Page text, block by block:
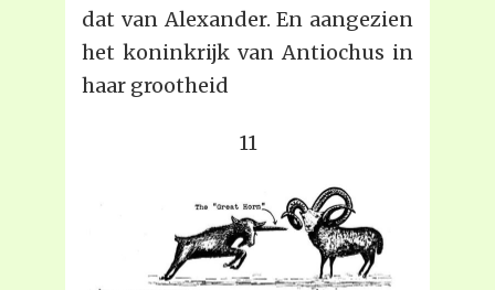
dat van Alexander. En aangezien
het koninkrijk van Antiochus in
haar grootheid
11